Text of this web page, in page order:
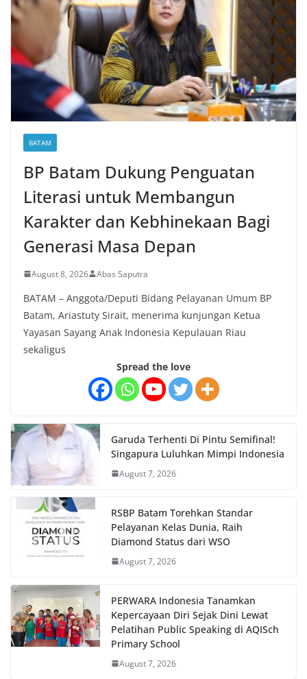
BATAM
BP Batam Dukung Penguatan
Literasi untuk Membangun
Karakter dan Kebhinekaan Bagi
Generasi Masa Depan
August 8, 2026 Abas Saputra
BATAM – Anggota/Deputi Bidang Pelayanan Umum BP
Batam, Ariastuty Sirait, menerima kunjungan Ketua
Yayasan Sayang Anak Indonesia Kepulauan Riau
sekaligus
Spread the love
Garuda Terhenti Di Pintu Semifinal!
Singapura Luluhkan Mimpi Indonesia
August 7, 2026
RSBP Batam Torehkan Standar
Pelayanan Kelas Dunia, Raih
Diamond Status dari WSO
August 7, 2026
PERWARA Indonesia Tanamkan
Kepercayaan Diri Sejak Dini Lewat
Pelatihan Public Speaking di AQISch
Primary School
August 7, 2026